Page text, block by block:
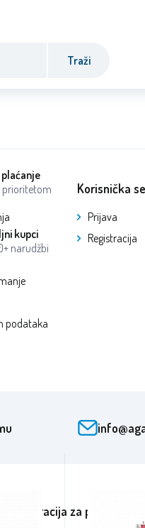
Traži
prioritetom
kupci
narudžbi
podataka
Korisnička
Prijava
Registracija
Registracija za primanje